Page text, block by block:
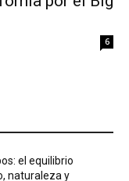
6
el equilibrio
naturaleza y